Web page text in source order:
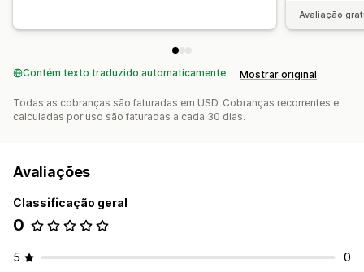
Avaliação
Contém texto traduzido automaticamente Mostrar original
Todas as cobranças são faturadas em USD. Cobranças recorrentes e
calculadas por uso são faturadas a cada 30 dias.
Avaliações
Classificação geral
0
5 0